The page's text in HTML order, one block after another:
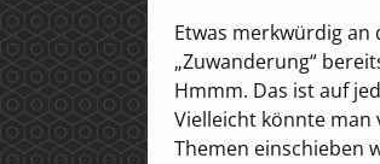
Etwas merkwürdig an
„Zuwanderung“
Hmmm. Das ist auf
Vielleicht könnte
Themen einschieben